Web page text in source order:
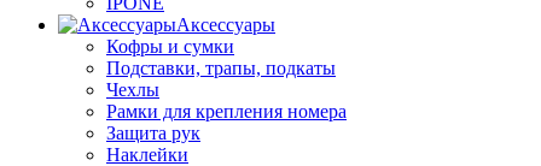
Аксессуары
Кофры и сумки
Подставки, трапы, подкаты
Чехлы
Рамки для крепления номера
Защита рук
Наклейки